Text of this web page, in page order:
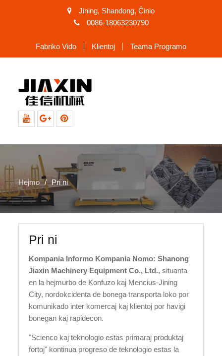
Jining, Shandong, Ĉinio
0086-18063230790
Fabriko Vido Klientoj Teama Programo
Hejmo Pri ni
Pri ni
Kompania Informo Kompania Nomo: Shanong
Jiaxin Machinery Equipment Co., Ltd., situanta
en la hejmurbo de Konfuzo kaj Mencius-Jining
City, nordokcidenta de bonega transporta loko por
komunikado inter komercaj kaj klientoj por havigi
bonegan kaj rapidecon.
"Scienco kaj teknologio estas primaraj produktaj
fortoj" kontinua progreso de teknologio estas la